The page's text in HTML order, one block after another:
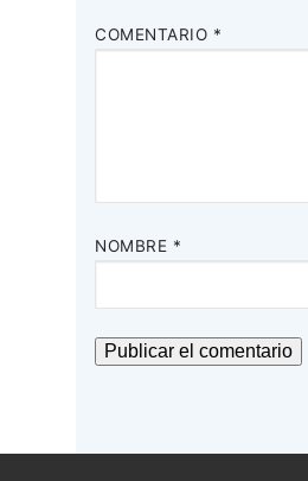
COMENTARIO *
NOMBRE *